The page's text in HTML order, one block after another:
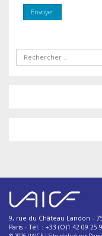
9, rue du Château-Landon –
Paris – Tél. : +33 (O)1 42 09 25